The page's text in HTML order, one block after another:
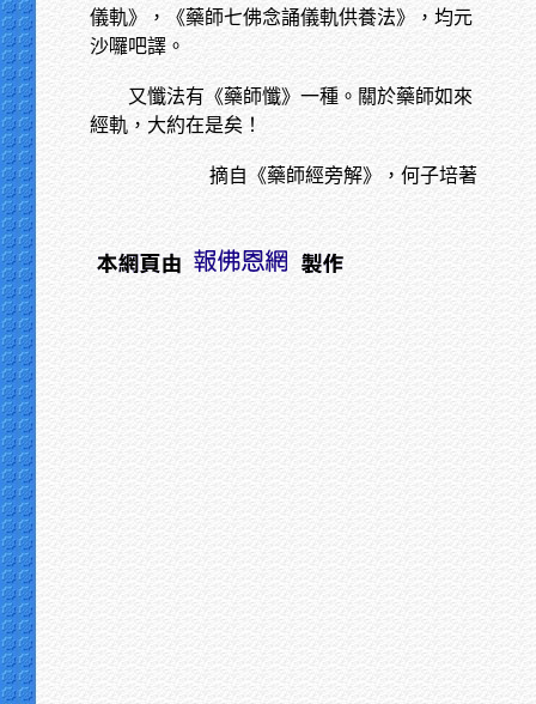
儀軌》，《藥師七佛念誦儀軌供養法》，均元
沙囉吧譯。
又懺法有《藥師懺》一種。關於藥師如來
經軌，大約在是矣！
摘自《藥師經旁解》，何子培著